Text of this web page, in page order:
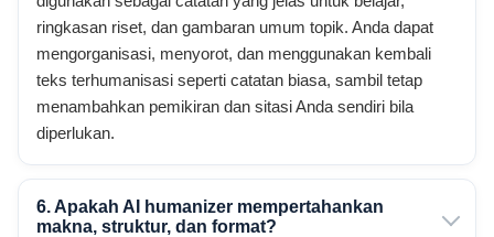
ringkasan riset, dan gambaran umum topik. Anda dapat
mengorganisasi, menyorot, dan menggunakan kembali
teks terhumanisasi seperti catatan biasa, sambil tetap
menambahkan pemikiran dan sitasi Anda sendiri bila
diperlukan.
6. Apakah AI humanizer mempertahankan
makna, struktur, dan format?